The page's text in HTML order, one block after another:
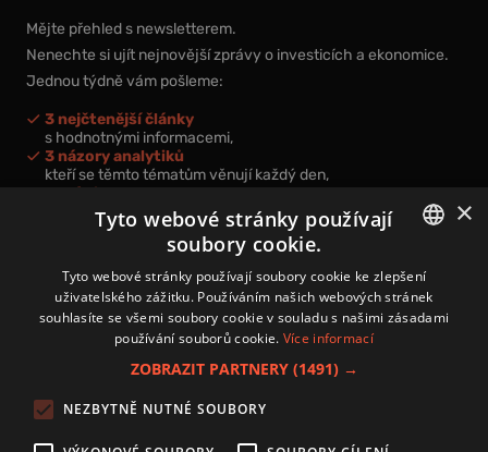
Mějte přehled s newsletterem.
Nenechte si ujít nejnovější zprávy o investicích a ekonomice.
Jednou týdně vám pošleme:
3 nejčtenější články
s hodnotnými informacemi,
3 názory analytiků
kteří se těmto tématům věnují každý den,
nová videa a podcasty
k prohloubení vašich znalostí.
Přihlášením k newsletteru vyjadřujete svůj souhlas spodmínkami
zpracování osobních údajů.
Zásady používání souborů cookies
CZECH
×
Tyto webové stránky používají
soubory cookie.
Tyto webové stránky používají soubory cookie ke zlepšení
uživatelského zážitku. Používáním našich webových stránek
souhlasíte se všemi soubory cookie v souladu s našimi zásadami
používání souborů cookie. Více informací
ZOBRAZIT PARTNERY (1491) →
NEZBYTNĚ NUTNÉ SOUBORY